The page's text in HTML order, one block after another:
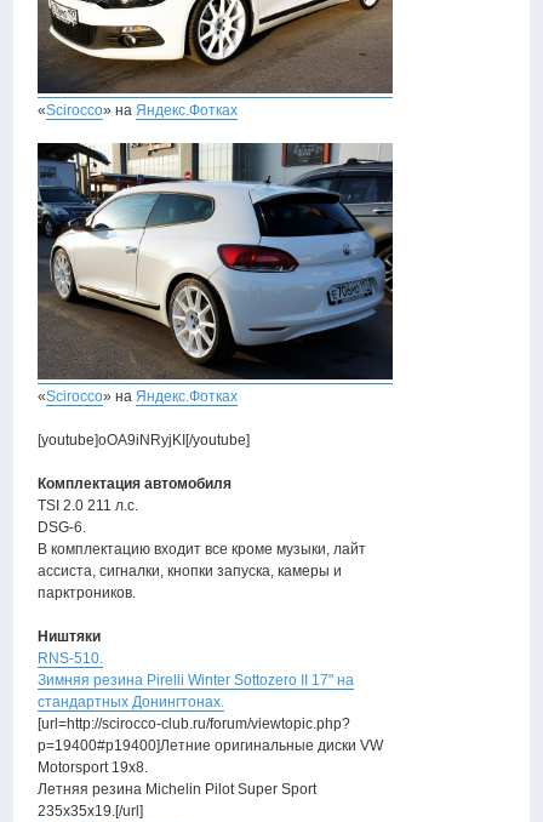
«Scirocco» наЯндекс.Фотках
«Scirocco» наЯндекс.Фотках
[youtube]oOA9iNRyjKI[/youtube]
Комплектация автомобиля
TSI 2.0 211 л.с.
DSG-6.
В комплектацию входит все кроме музыки, лайт
ассиста, сигналки, кнопки запуска, камеры и
парктроников.
Ништяки
RNS-510.
Зимняя резина Pirelli Winter Sottozero II 17" на
стандартных Донингтонах.
[url=http://scirocco-club.ru/forum/viewtopic.php?
p=19400#p19400]Летние оригинальные диски VW
Motorsport 19х8.
Летняя резина Michelin Pilot Super Sport
235х35х19.[/url]